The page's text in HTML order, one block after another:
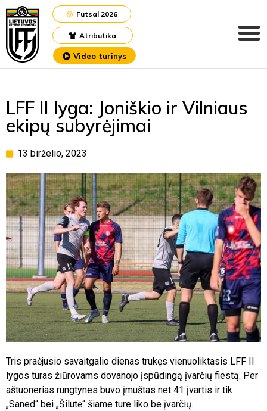
Atributika
Futsal 2026
Video turinys
LFF II lyga: Joniškio ir Vilniaus
ekipų subyrėjimai
13 birželio, 2023
Tris praėjusio savaitgalio dienas trukęs vienuoliktasis LFF II
lygos turas žiūrovams dovanojo įspūdingą įvarčių fiestą. Per
aštuonerias rungtynes buvo įmuštas net 41 įvartis ir tik
„Saned“ bei „Šilutė“ šiame ture liko be įvarčių.